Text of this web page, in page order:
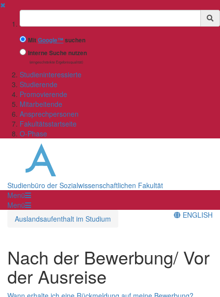
✖
Suchbegriff
MitGoogle™ suchen
Interne Suche nutzen
(eingeschränkte Ergebnisqualität)
Studieninteressierte
Studierende
Promovierende
Mitarbeitende
Ansprechpersonen
Fakultätsstartseite
O-Phase
Studienbüro der Sozialwissenschaftlichen Fakultät
Menü
Menü
Auslandsaufenthalt im Studium
ENGLISH
Nach der Bewerbung/ Vor
der Ausreise